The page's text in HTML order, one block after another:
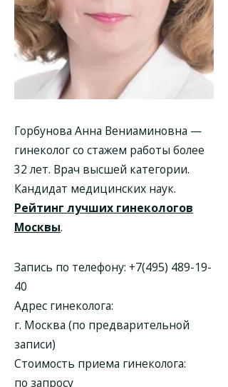
Горбунова Анна Вениаминовна —
гинеколог со стажем работы более
32 лет. Врач высшей категории.
Кандидат медицинских наук.
Рейтинг лучших гинекологов
Москвы.
Запись по телефону: +7(495) 489-19-
40
Адрес гинеколога:
г. Москва (по предварительной
записи)
Стоимость приема гинеколога:
по запросу